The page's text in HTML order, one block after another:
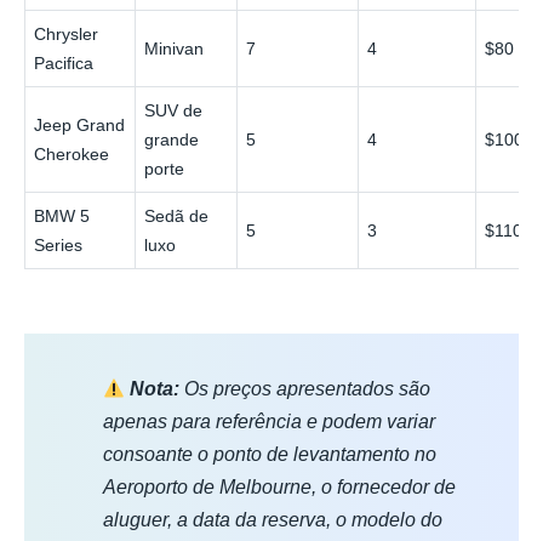
Chrysler
Pacifica
Minivan 7 4 $80
Jeep Grand
Cherokee
SUV de
grande
porte
5 4 $100
BMW 5
Series
Sedã de
luxo
5 3 $110
Nota: Os preços apresentados são
apenas para referência e podem variar
consoante o ponto de levantamento no
Aeroporto de Melbourne, o fornecedor de
aluguer, a data da reserva, o modelo do